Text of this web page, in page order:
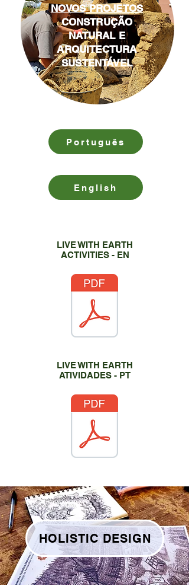
NOVOS PROJETOS
CONSTRUÇÃO
NATURAL E
ARQUITECTURA
SUSTENTÁVEL
Português
English
LIVE WITH EARTH
ACTIVITIES - EN
LIVE WITH EARTH
ATIVIDADES - PT
HOLISTIC DESIGN